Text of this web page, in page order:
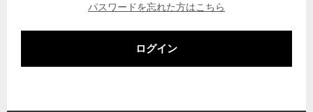
パスワードを忘れた方はこちら
ログイン